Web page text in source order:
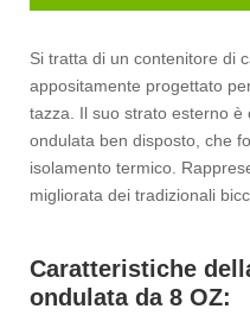
Si tratta di un contenitore di
appositamente progettato
tazza. Il suo strato esterno
ondulata ben disposto, che
isolamento termico.
migliorata dei tradizionali
Caratteristiche
ondulata da 8 OZ: